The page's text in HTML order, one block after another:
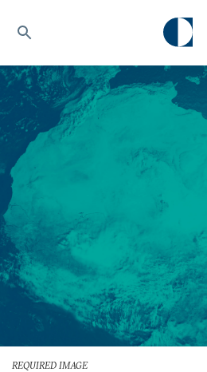
REQUIRED IMAGE